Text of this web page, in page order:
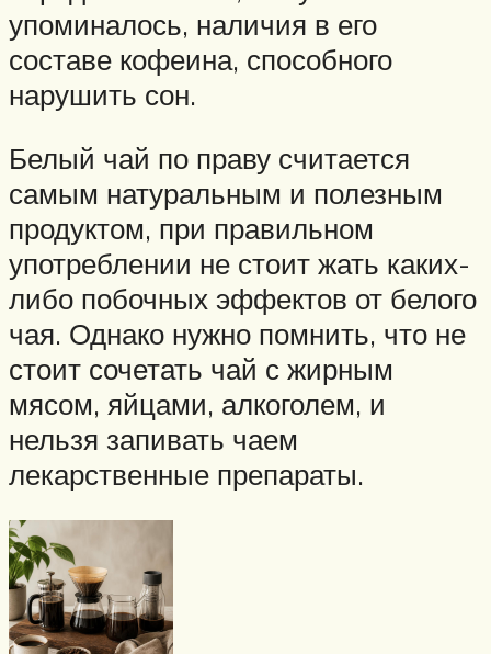
упоминалось, наличия в его
составе кофеина, способного
нарушить сон.
Белый чай по праву считается
самым натуральным и полезным
продуктом, при правильном
употреблении не стоит жать каких-
либо побочных эффектов от белого
чая. Однако нужно помнить, что не
стоит сочетать чай с жирным
мясом, яйцами, алкоголем, и
нельзя запивать чаем
лекарственные препараты.